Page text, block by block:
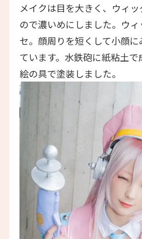
メイクは目を大きく、ウィ
ので濃いめにしました。ウ
セ。顔周りを短くして小顔
ています。水鉄砲に紙粘土
絵の具で塗装しました。